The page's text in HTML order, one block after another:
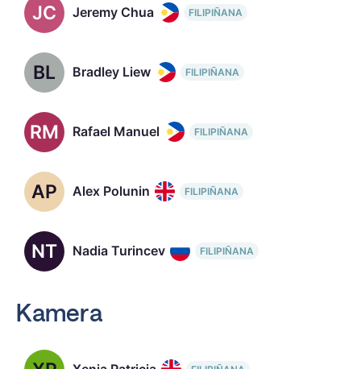
JC Jeremy Chua FILIPIÑANA
BL Bradley Liew FILIPIÑANA
RM Rafael Manuel FILIPIÑANA
AP Alex Polunin FILIPIÑANA
NT Nadia Turincev FILIPIÑANA
Kamera